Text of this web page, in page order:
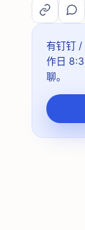
有钉钉 /
作日
聊。